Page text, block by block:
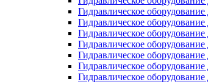
Гидравлическое
Гидравлическое
Гидравлическое
Гидравлическое
Гидравлическое
Гидравлическое
Гидравлическое